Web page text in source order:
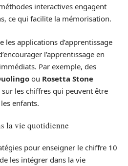
interactives engagent
ce qui facilite la mémorisation.
les applications d’apprentissage
l’apprentissage en
Par exemple, des
ou Rosetta Stone
les chiffres qui peuvent être
enfants.
la vie quotidienne
pour enseigner le chiffre 10
les intégrer dans la vie